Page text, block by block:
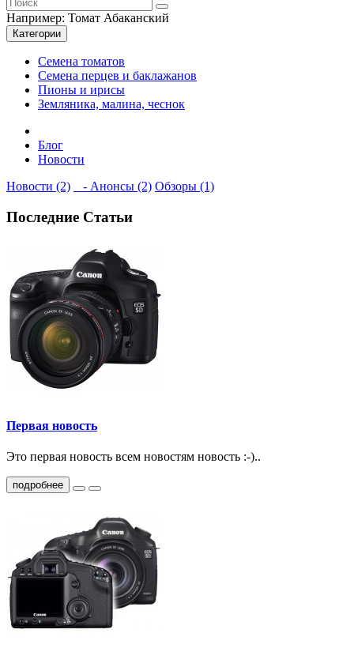
Например: Томат Абаканский
Категории
Семена томатов
Семена перцев и баклажанов
Пионы и ирисы
Земляника, малина, чеснок
Блог
Новости
Новости (2)
- Анонсы (2) Обзоры (1)
Последние Статьи
Первая новость
Это первая новость всем новостям новость :-)..
подробнее